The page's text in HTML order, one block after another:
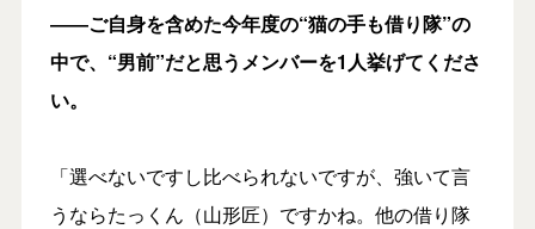
――ご自身を含めた今年度の“猫の手も借り隊”の
中で、“男前”だと思うメンバーを1人挙げてくださ
い。
「選べないですし比べられないですが、強いて言
うならたっくん（山形匠）ですかね。他の借り隊